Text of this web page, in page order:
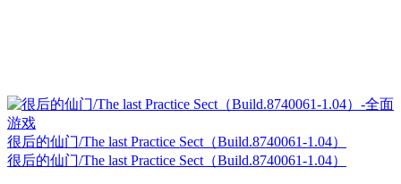
很后的仙门/The last Practice Sect（Build.8740061-1.04）
很后的仙门/The last Practice Sect（Build.8740061-1.04）